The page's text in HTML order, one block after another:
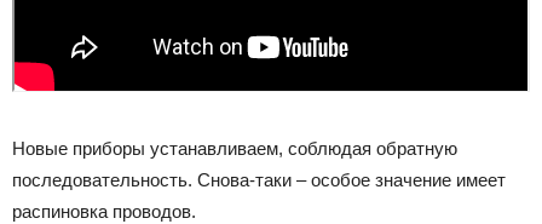
Новые приборы устанавливаем, соблюдая обратную
последовательность. Снова-таки – особое значение имеет
распиновка проводов.